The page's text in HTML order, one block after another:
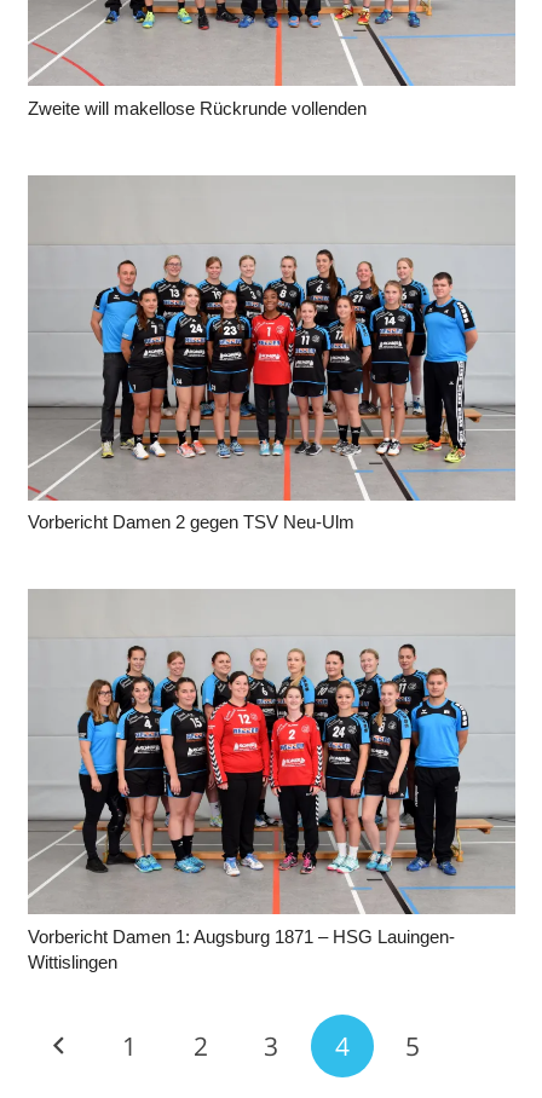
Zweite will makellose Rückrunde vollenden
Vorbericht Damen 2 gegen TSV Neu-Ulm
Vorbericht Damen 1: Augsburg 1871 – HSG Lauingen-
Wittislingen
1 2 3 4 5